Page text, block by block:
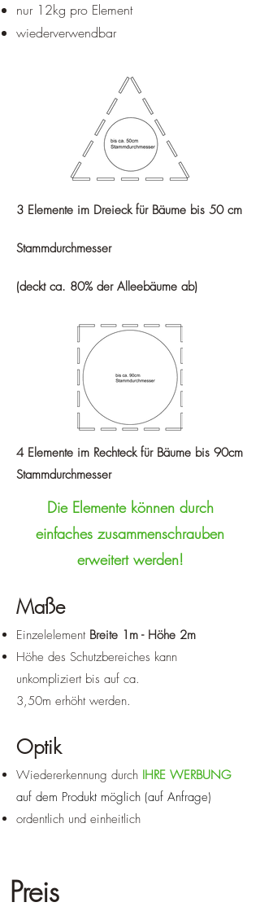
nur 12kg pro Element
wiederverwendbar
3 Elemente im Dreieck für Bäume bis 50 cm
Stammdurchmesser
(deckt ca. 80% der Alleebäume ab)
4 Elemente im Rechteck für Bäume bis 90cm
Stammdurchmesser
Die Elemente können durch
einfaches zusammenschrauben
erweitert werden!
Maße
Einzelelement Breite 1m - Höhe 2m
Höhe des Schutzbereiches kann
unkompliziert bis auf ca.
3,50m erhöht werden.
Optik
Wiedererkennung durch IHRE WERBUNG
auf dem Produkt möglich (auf Anfrage)
ordentlich und einheitlich
Preis